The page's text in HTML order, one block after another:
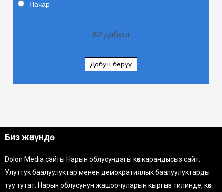
Начар
62 добуш
Добуш берүү
Биз жөнүндө
Dolon Media сайты Нарын облусундагы көз карандысыз сайт.
Улуттук баалуулуктар менен демократиялык баалуулуктарды
туу тутат. Нарын облусунун жашоочуларын кыргыз тилинде, көз